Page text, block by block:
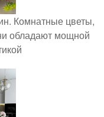
Комнатные цветы,
обладают мощной